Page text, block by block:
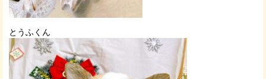
とうふくん